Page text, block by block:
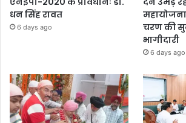
धन सिंह रावत
6 days ago
चरण की
भागीदारी
6 days ago